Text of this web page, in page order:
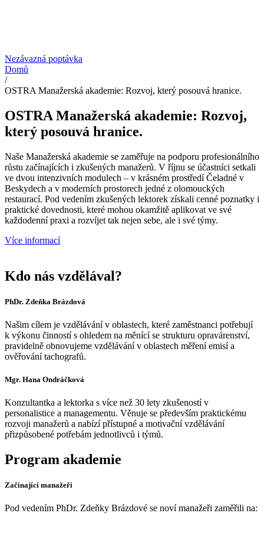
Nezávazná poptávka
Domů
/
OSTRA Manažerská akademie: Rozvoj, který posouvá hranice.
OSTRA Manažerská akademie: Rozvoj,
který posouvá hranice.
Naše Manažerská akademie se zaměřuje na podporu profesionálního
růstu začínajících i zkušených manažerů. V říjnu se účastníci setkali
ve dvou intenzivních modulech – v krásném prostředí Čeladné v
Beskydech a v moderních prostorech jedné z olomouckých
restaurací. Pod vedením zkušených lektorek získali cenné poznatky i
praktické dovednosti, které mohou okamžitě aplikovat ve své
každodenní praxi a rozvíjet tak nejen sebe, ale i své týmy.
Více informací
Kdo nás vzdělával?
PhDr. Zdeňka Brázdová
Našim cílem je vzdělávání v oblastech, které zaměstnanci potřebují
k výkonu činností s ohledem na měnící se strukturu opravárenství,
pravidelně obnovujeme vzdělávání v oblastech měření emisí a
ověřování tachografů.
Mgr. Hana Ondráčková
Konzultantka a lektorka s více než 30 lety zkušeností v
personalistice a managementu. Věnuje se především praktickému
rozvoji manažerů a nabízí přístupné a motivační vzdělávání
přizpůsobené potřebám jednotlivců i týmů.
Program akademie
Začínající manažeři
Pod vedením PhDr. Zdeňky Brázdové se noví manažeři zaměřili na: